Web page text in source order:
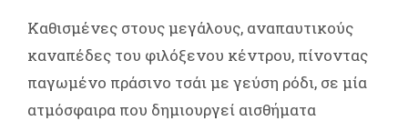
Καθισμένες στους μεγάλους, αναπαυτικούς
καναπέδες του φιλόξενου κέντρου, πίνοντας
παγωμένο πράσινο τσάι με γεύση ρόδι, σε μία
ατμόσφαιρα που δημιουργεί αισθήματα